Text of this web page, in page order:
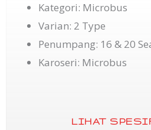
Kategori: Microbus
Varian: 2 Type
Penumpang: 16 & 20
Karoseri: Microbus
LIHAT